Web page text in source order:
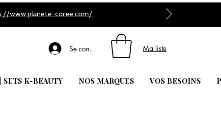
www.planete-coree.com/
Se connecter Ma liste
SETS K-BEAUTY NOS MARQUES VOS BESOINS